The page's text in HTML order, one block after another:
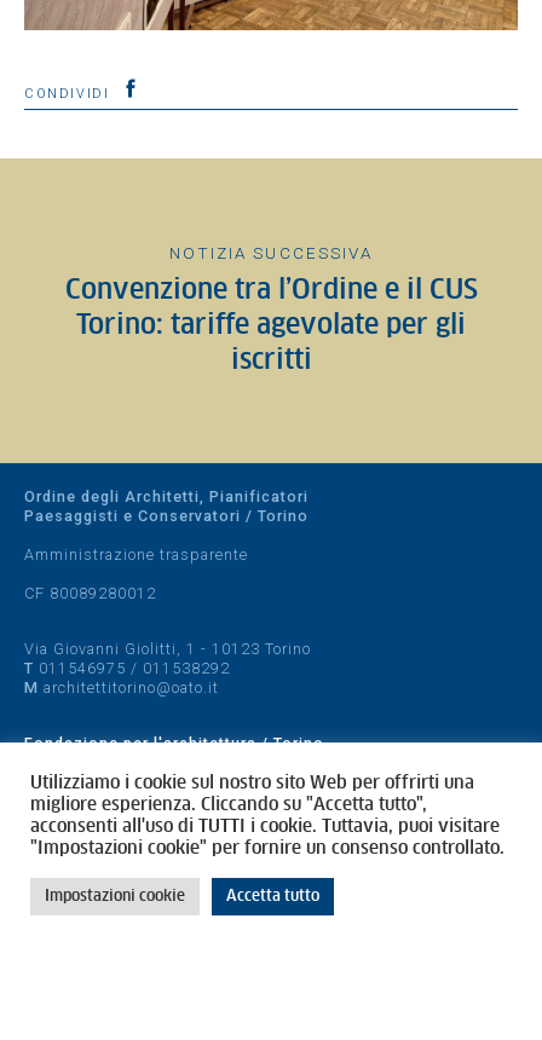
CONDIVIDI
NOTIZIA SUCCESSIVA
Convenzione tra l’Ordine e il CUS
Torino: tariffe agevolate per gli
iscritti
Ordine degli Architetti, Pianificatori
Paesaggisti e Conservatori / Torino
Amministrazione trasparente
CF 80089280012
Via Giovanni Giolitti, 1 - 10123 Torino
T 011546975 / 011538292
M architettitorino@oato.it
Fondazione per l'architettura / Torino
Designed by quattrolinee.it
Cookie Policy
Privacy Policy
Utilizziamo i cookie sul nostro sito Web per offrirti una
migliore esperienza. Cliccando su "Accetta tutto",
acconsenti all'uso di TUTTI i cookie. Tuttavia, puoi visitare
"Impostazioni cookie" per fornire un consenso controllato.
Impostazioni cookie Accetta tutto